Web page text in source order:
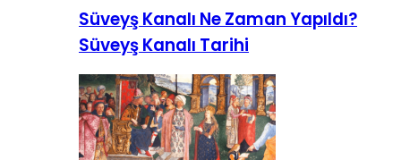
Süveyş Kanalı Ne Zaman Yapıldı?
Süveyş Kanalı Tarihi